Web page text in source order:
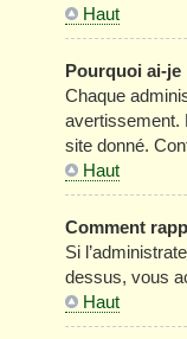
Haut
Pourquoi ai-je
Chaque
avertissement.
site donné.
Haut
Comment
Si
dessus, vous
Haut